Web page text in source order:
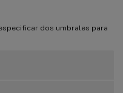
dos umbrales para